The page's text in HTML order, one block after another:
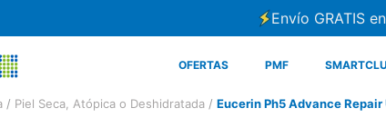
Envío GRATIS
OFERTAS PMF
Piel Seca, Atópica o Deshidratada Eucerin Ph5 Advance